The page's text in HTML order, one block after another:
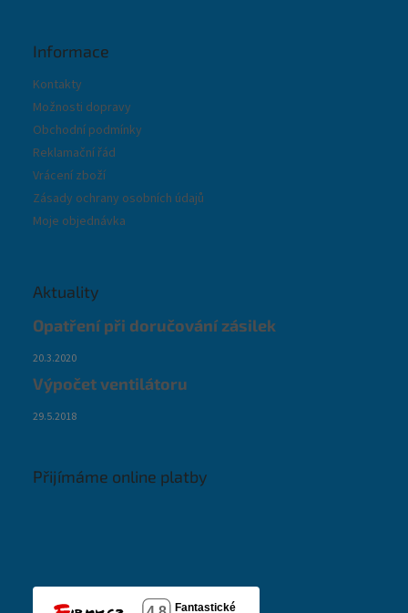
Informace
Kontakty
Možnosti dopravy
Obchodní podmínky
Reklamační řád
Vrácení zboží
Zásady ochrany osobních údajů
Moje objednávka
Aktuality
Opatření při doručování zásilek
20.3.2020
Výpočet ventilátoru
29.5.2018
Přijímáme online platby